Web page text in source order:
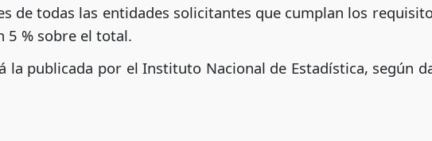
de todas las entidades solicitantes que cumplan los
5 % sobre el total.
la publicada por el Instituto Nacional de Estadística, según